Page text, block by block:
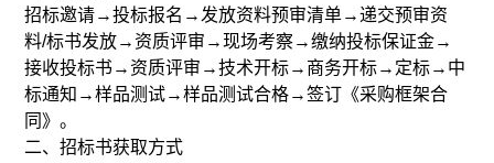
招标邀请→投标报名→发放资料预审清单→递交预审资
料/标书发放→资质评审→现场考察→缴纳投标保证金→
接收投标书→资质评审→技术开标→商务开标→定标→中
标通知→样品测试→样品测试合格→签订《采购框架合
同》。
二、招标书获取方式